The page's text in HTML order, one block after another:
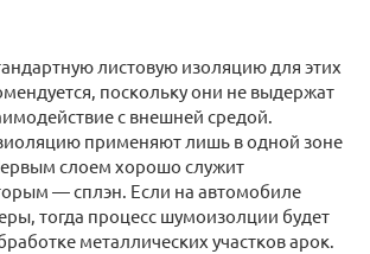
листовую изоляцию для этих
поскольку они не выдержат
с внешней средой.
применяют лишь в одной зоне
слоем хорошо служит
— сплэн. Если на автомобиле
тогда процесс шумоизолции будет
металлических участков арок.